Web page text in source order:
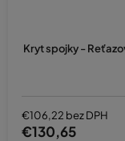
Kryt spojky -
€106,22 bez DPH
€130,65